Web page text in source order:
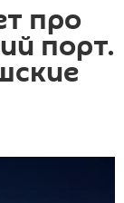
про
порт.